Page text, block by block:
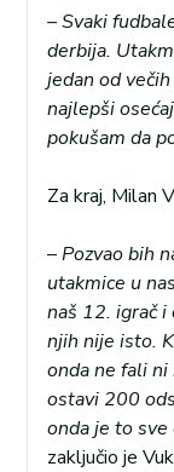
– Svaki
derbija.
jedan od
najlepši
pokušam da
Za kraj, Milan
–Pozvao bih
utakmice u
naš 12. igrač i
njih nije isto.
onda ne fali ni
ostavi 200
onda je to
zaključio je